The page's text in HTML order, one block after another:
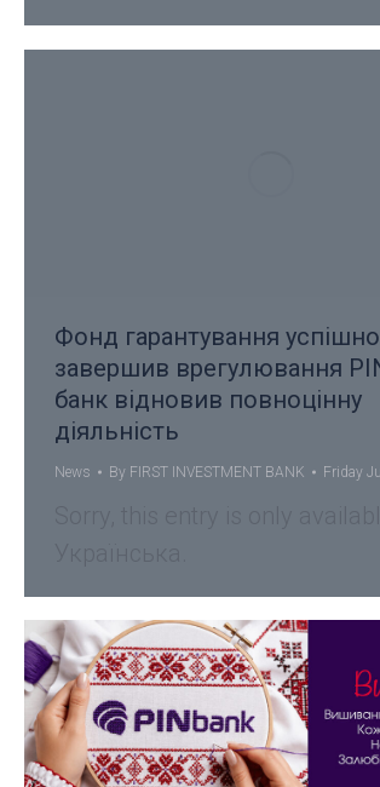
Фонд гарантування успішно
завершив врегулювання
банк відновив повноцінну
діяльність
News By FIRST INVESTMENT BANK Friday